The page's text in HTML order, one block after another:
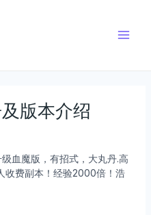
版本介绍
血魔版，有招式，大丸丹.高
收费副本！经验2000倍！浩